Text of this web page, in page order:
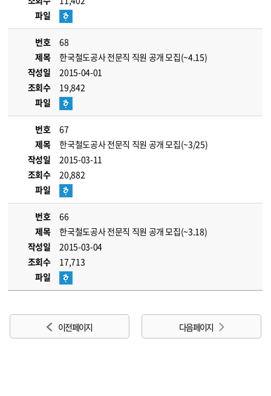
파일
번호
68
제목
한국철도공사 전문직 직원 공개 모집(~4.15)
작성일
2015-04-01
조회수
19,842
파일
번호
67
제목
한국철도공사 전문직 직원 공개 모집(~3/25)
작성일
2015-03-11
조회수
20,882
파일
번호
66
제목
한국철도공사 전문직 직원 공개 모집(~3.18)
작성일
2015-03-04
조회수
17,713
파일
이전 페이지 다음 페이지